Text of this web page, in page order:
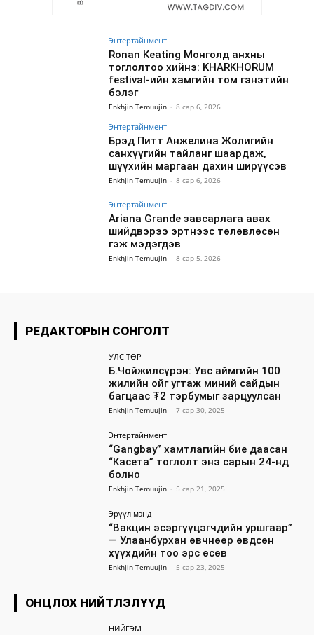
Энтертайнмент
Ronan Keating Монголд анхны
тоглолтоо хийнэ: KHARKHORUM
festival-ийн хамгийн том гэнэтийн
бэлэг
Enkhjin Temuujin - 8 сар 6, 2026
Энтертайнмент
Брэд Питт Анжелина Жолигийн
санхүүгийн тайланг шаардаж,
шүүхийн маргаан дахин ширүүсэв
Enkhjin Temuujin - 8 сар 6, 2026
Энтертайнмент
Ariana Grande завсарлага авах
шийдвэрээ эртнээс төлөвлөсөн
гэж мэдэгдэв
Enkhjin Temuujin - 8 сар 5, 2026
РЕДАКТОРЫН СОНГОЛТ
УЛС ТӨР
Б.Чойжилсүрэн: Увс аймгийн 100
жилийн ойг угтаж миний сайдын
багцаас ₮2 тэрбумыг зарцуулсан
Enkhjin Temuujin - 7 сар 30, 2025
Энтертайнмент
“Gangbay” хамтлагийн бие даасан
“Касета” тоглолт энэ сарын 24-нд
болно
Enkhjin Temuujin - 5 сар 21, 2025
Эрүүл мэнд
“Вакцин эсэргүүцэгчдийн уршгаар”
— Улаанбурхан өвчнөөр өвдсөн
хүүхдийн тоо эрс өсөв
Enkhjin Temuujin - 5 сар 23, 2025
ОНЦЛОХ НИЙТЛЭЛҮҮД
НИЙГЭМ